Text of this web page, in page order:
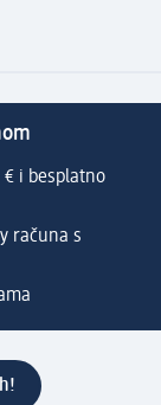
€ i besplatno
računa s